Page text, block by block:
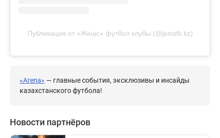
Публикация от «Жеңіс» футбол клубы (@jenisfk.kz)
«Arena» — главные события, эксклюзивы и инсайды
казахстанского футбола!